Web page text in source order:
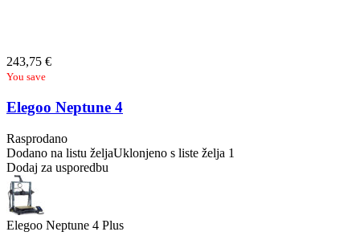
243,75 €
You save
Elegoo Neptune 4
Rasprodano
Dodano na listu željaUklonjeno s liste želja 1
Dodaj za usporedbu
Elegoo Neptune 4 Plus